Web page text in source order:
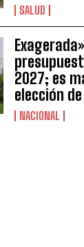
SALUD
2027; es
elección
NACIONAL